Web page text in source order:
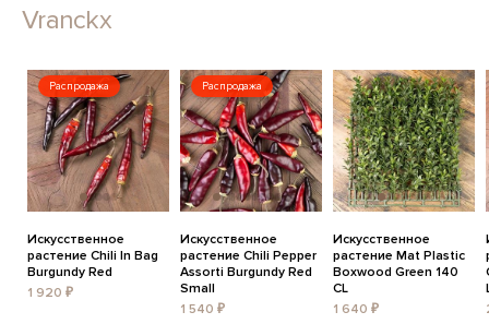
Vranckx
Распродажа
Искусственное
растение Chili In Bag
Burgundy Red
1 920 ₽
Распродажа
Искусственное
растение Chili Pepper
Assorti Burgundy Red
Small
1 540 ₽
Искусственное
растение Mat Plastic
Boxwood Green 140
CL
1 640 ₽